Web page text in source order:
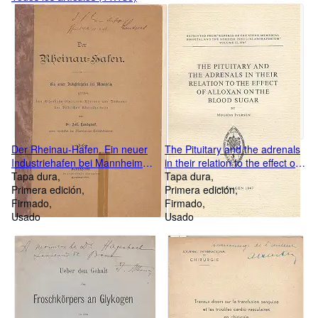
Der Rheinau-Hafen. Ein neuer
Industriehafen bei Mannheim
zwischen den Eisenbahn-
Stationen Rheinau und
Neckarau der Badischen
Rheinthalbahn.
Tapa dura
Primera edición
Firmado
Usado
The Pituitary and the adrenals
in their relation to the effect of
alloxan on the blood sugar.
Tapa dura
Primera edición
Firmado
Usado